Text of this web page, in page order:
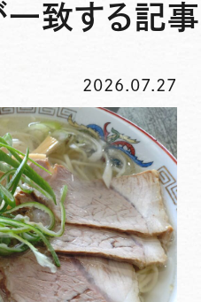
一致する記事
2026.07.27